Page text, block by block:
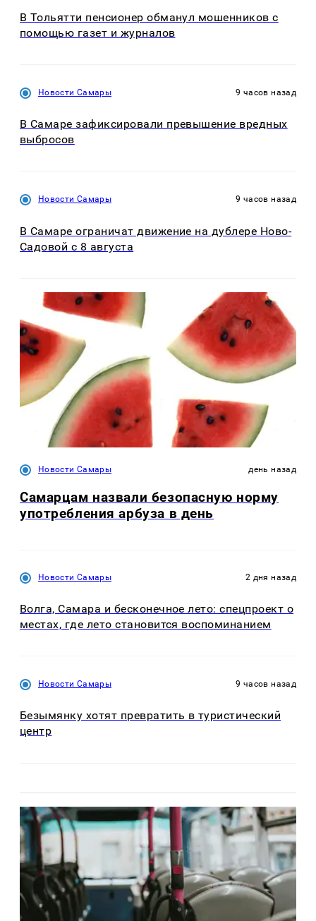
В Тольятти пенсионер обманул мошенников с
помощью газет и журналов
Новости Самары 9 часов назад
В Самаре зафиксировали превышение вредных
выбросов
Новости Самары 9 часов назад
В Самаре ограничат движение на дублере Ново-
Садовой с 8 августа
Новости Самары день назад
Самарцам назвали безопасную норму
употребления арбуза в день
Новости Самары 2 дня назад
Волга, Самара и бесконечное лето: спецпроект о
местах, где лето становится воспоминанием
Новости Самары 9 часов назад
Безымянку хотят превратить в туристический
центр